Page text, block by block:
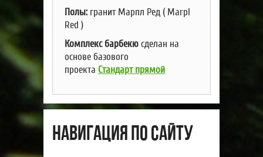
Полы: гранит Mарпл Ред ( Marpl
Red )
Комплекс барбекюсделан на
основе базового
проекта Стандарт прямой
Навигация по сайту